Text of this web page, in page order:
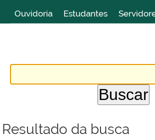
Ouvidoria
Estudantes
Resultado da busca